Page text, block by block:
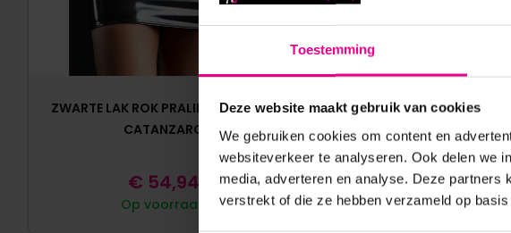
Toestemming
Deze website maakt gebruik van cookies
We gebruiken cookies om content en
websiteverkeer te analyseren. Ook delen we
media, adverteren en analyse. Deze partners
verstrekt of die ze hebben verzameld op
ZWARTE LAK ROK PRALINE – MAISON
CATANZARO
Op voorraad
€ 54,94
BEGLOSS – WASMIDDEL
PVC – 100 ML
Op voorraad
€9,95